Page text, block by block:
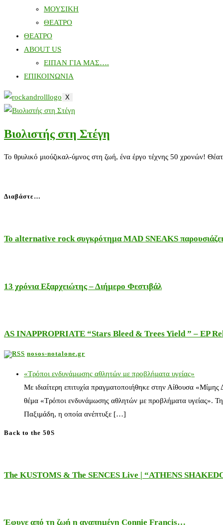
ΜΟΥΣΙΚΗ
ΘΕΑΤΡΟ
ΘΕΑΤΡΟ
ABOUT US
ΕΙΠΑΝ ΓΙΑ ΜΑΣ….
ΕΠΙΚΟΙΝΩΝΙΑ
X
Βιολιστής στη Στέγη
Το θρυλικό μιούζικαλ-ύμνος στη ζωή, ένα έργο τέχνης 50
Διαβάστε…
Το alternative rock συγκρότημα MAD SNEAKS
13 χρόνια Εξαρχειώτης – Διήμερο Φεστιβάλ
AS INAPPROPRIATE “Stars Bleed & Trees Yield ” – EP
nosos-notalone.gr
«Τρόποι ενδυνάμωσης αθλητών με προβλήματα υγείας»
Με ιδιαίτερη επιτυχία πραγματοποιήθηκε στην Αίθουσα
θέμα «Τρόποι ενδυνάμωσης αθλητών με προβλήματα υγείας».
Παξιμάδη, η οποία ανέπτυξε […]
Back to the 50S
The KUSTOMS & The SENCES Live | “ATHENS
Έφυγε από τη ζωή η αγαπημένη Connie Francis…